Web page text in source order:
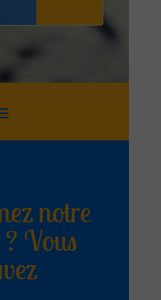
notre
Vous